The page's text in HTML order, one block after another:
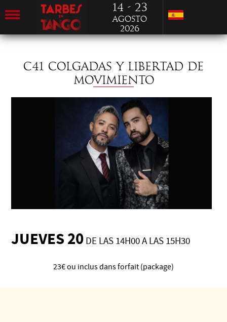
14 - 23
Agosto
2026
C41 COLGADAS Y LIBERTAD DE
MOVIMIENTO
JUEVES 20 DE LAS 14H00 A LAS 15H30
23€ ou inclus dans forfait (package)